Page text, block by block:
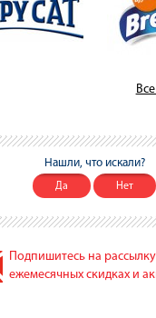
Нашли, что искали?
Да Нет
Подпишитесь на
ежемесячных скидках и